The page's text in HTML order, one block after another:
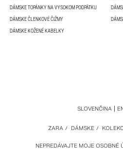
DÁMSKE TOPÁNKY NA VYSOKOM PODPÄTKU
DÁMSKE ČLENKOVÉ ČIŽMY
DÁMSKE KOŽENÉ KABELKY
NEPREDÁVAJTE MOJE OSOBNÉ
ZARA / DÁMSKE /
SLOVENČINA